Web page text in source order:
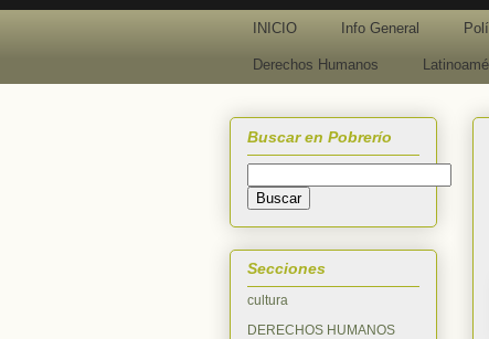
INICIO Info General
Derechos Humanos
Buscar en Pobrerío
Secciones
cultura
DERECHOS HUMANOS